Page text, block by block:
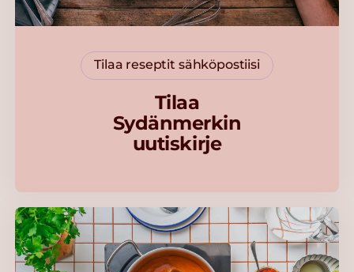
Tilaa reseptit sähköpostiisi
Tilaa
Sydänmerkin
uutiskirje